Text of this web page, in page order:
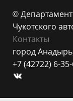
©
Чукотского
Контакты
город
+7 (42722) 6-